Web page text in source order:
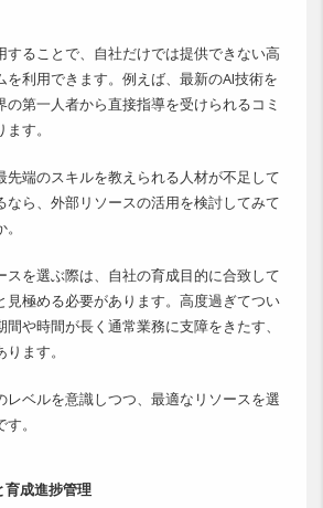
することで、自社だけでは提供できない高
を利用できます。例えば、最新のAI技術を
の第一人者から直接指導を受けられるコミ
す。
先端のスキルを教えられる人材が不足して
なら、外部リソースの活用を検討してみて
スを選ぶ際は、自社の育成目的に合致して
見極める必要があります。高度過ぎてつい
や時間が長く通常業務に支障をきたす、
ます。
レベルを意識しつつ、最適なリソースを選
。
育成進捗管理